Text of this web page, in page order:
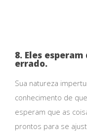
8. Eles
errado.
Sua natureza
conhecimento de
esperam que as
prontos para se